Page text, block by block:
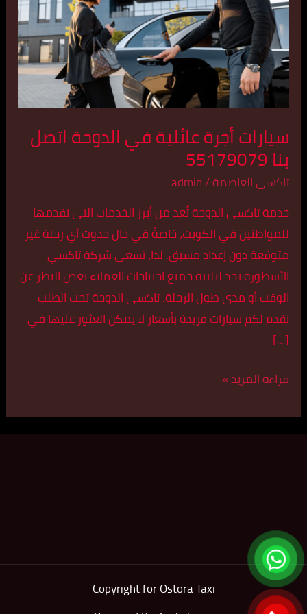
سيارات أجرة عائلية في الدوحة اتصل
بنا 55179079
تاكسي العاصمة/
admin
خدمة تاكسي الدوحة تُعد من أبرز الخدمات التي نقدمها
للمواطنين في الكويت، خاصةً في حال حدوث أي رحلة غير
متوقعة دون إعداد مسبق. لذا، تسعى شركة تاكسي
الأسطورة بجد لتلبية جميع احتياجات العملاء بغض النظر عن
الوقت أو مدى طول الرحلة. تاكسي الدوحة تحت الطلب
نقدم لكم سيارات فريدة بأسعار لا يمكن العثور عليها في
[…]
الدوحة
اتصل
بنا
55179079
قراءة المزيد »
Copyright for Ostora Taxi